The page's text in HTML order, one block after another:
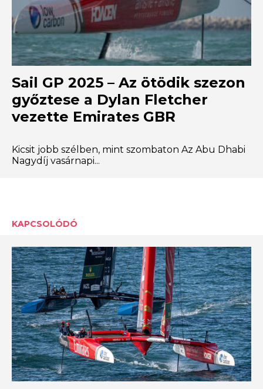
Sail GP 2025 – Az ötödik szezon
győztese a Dylan Fletcher
vezette Emirates GBR
Kicsit jobb szélben, mint szombaton Az Abu Dhabi
Nagydíj vasárnapi...
KAPCSOLÓDÓ